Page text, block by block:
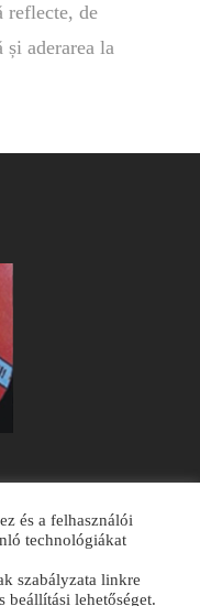
reflecte, de
și aderarea la
és a felhasználói
technológiákat
szabályzata linkre
beállítási lehetőséget.